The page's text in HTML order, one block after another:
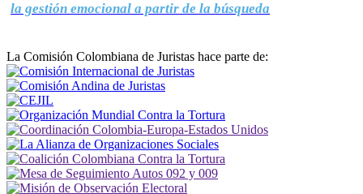
la gestión emocional a partir de la búsqueda
La Comisión Colombiana de Juristas hace parte de: